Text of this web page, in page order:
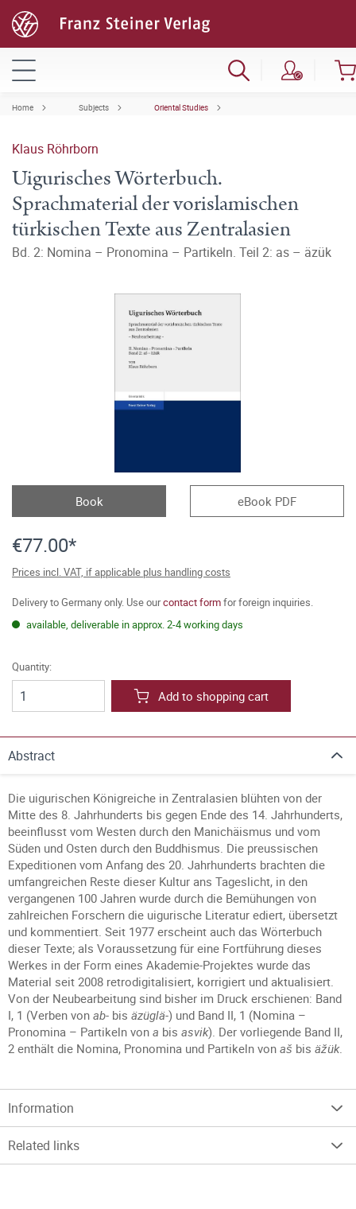
Home Subjects Oriental Studies
Klaus Röhrborn
Uigurisches Wörterbuch.
Sprachmaterial der vorislamischen
türkischen Texte aus Zentralasien
Bd. 2: Nomina – Pronomina – Partikeln. Teil 2: as – äzük
Book eBook PDF
€77.00*
Prices incl. VAT, if applicable plus handling costs
Delivery to Germany only. Use ourcontact formfor foreign inquiries.
available, deliverable in approx. 2-4 working days
Quantity:
Add to shopping cart
Abstract
Die uigurischen Königreiche in Zentralasien blühten von der
Mitte des 8. Jahrhunderts bis gegen Ende des 14. Jahrhunderts,
beeinflusst vom Westen durch den Manichäismus und vom
Süden und Osten durch den Buddhismus. Die preussischen
Expeditionen vom Anfang des 20. Jahrhunderts brachten die
umfangreichen Reste dieser Kultur ans Tageslicht, in den
vergangenen 100 Jahren wurde durch die Bemühungen von
zahlreichen Forschern die uigurische Literatur ediert, übersetzt
und kommentiert. Seit 1977 erscheint auch das Wörterbuch
dieser Texte; als Voraussetzung für eine Fortführung dieses
Werkes in der Form eines Akademie-Projektes wurde das
Material seit 2008 retrodigitalisiert, korrigiert und aktualisiert.
Von der Neubearbeitung sind bisher im Druck erschienen: Band
I, 1 (Verben von ab- bis äzüglä-) und Band II, 1 (Nomina –
Pronomina – Partikeln von a bis asvik). Der vorliegende Band II,
2 enthält die Nomina, Pronomina und Partikeln von aš bis äžük.
Information
Related links